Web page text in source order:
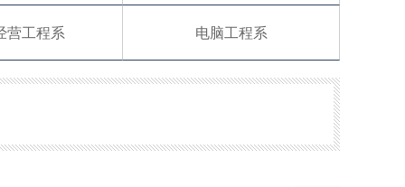
营工程系 电脑工程系